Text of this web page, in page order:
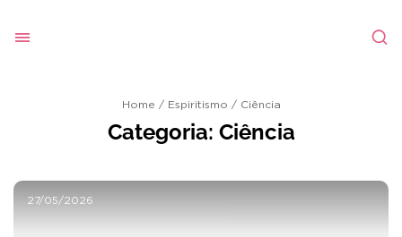
Home / Espiritismo / Ciência
Categoria: Ciência
27/05/2026